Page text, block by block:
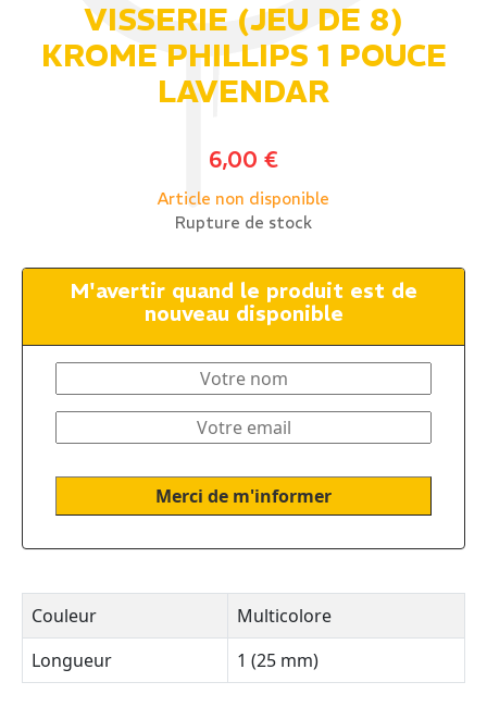
VISSERIE (JEU DE 8)
KROME PHILLIPS 1 POUCE
LAVENDAR
6,00 €
Article non disponible
Rupture de stock
M'avertir quand le produit est de
nouveau disponible
Couleur
Multicolore
Longueur
1 (25 mm)